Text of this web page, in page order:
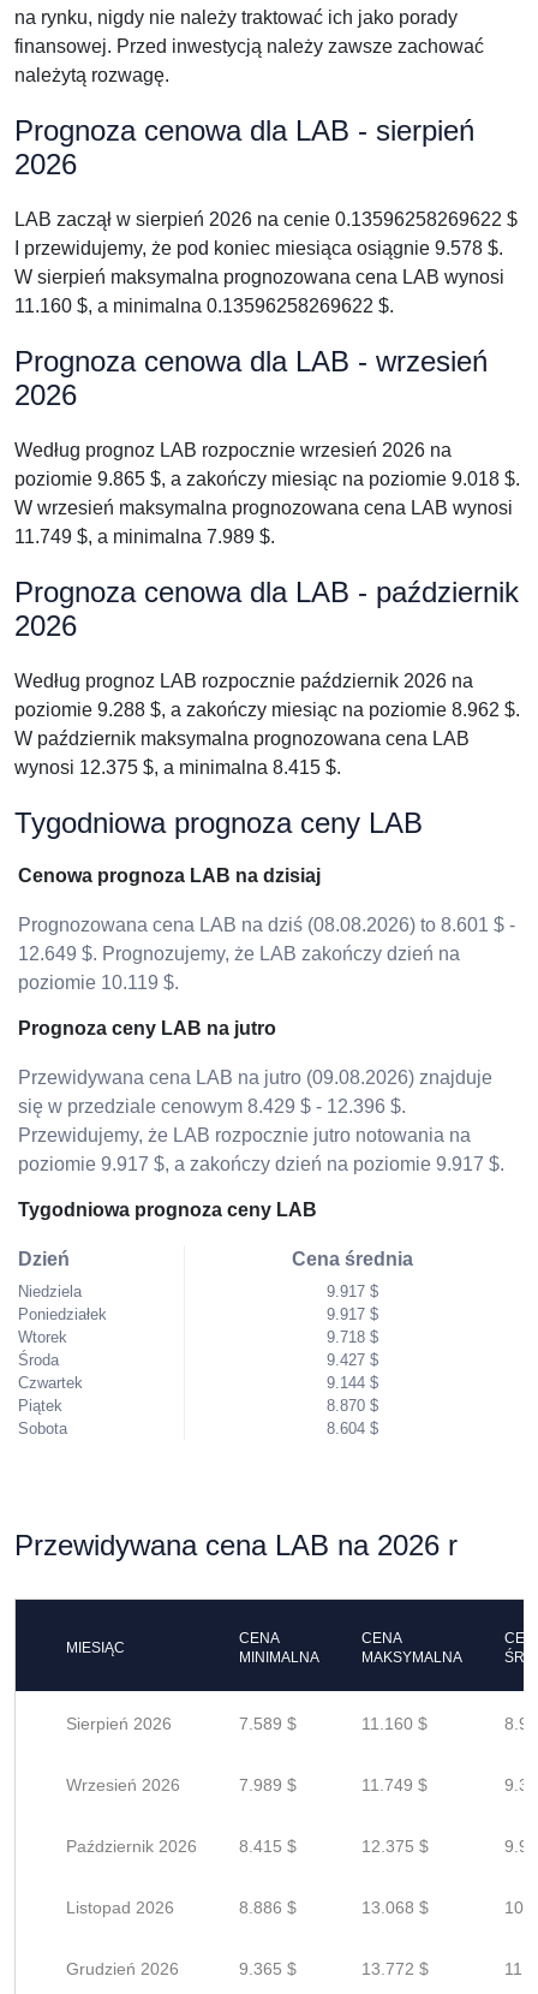
na rynku, nigdy nie należy traktować ich jako porady
finansowej. Przed inwestycją należy zawsze zachować
należytą rozwagę.
Prognoza cenowa dla LAB - sierpień
2026
LAB zaczął w sierpień 2026 na cenie 0.13596258269622 $
I przewidujemy, że pod koniec miesiąca osiągnie 9.578 $.
W sierpień maksymalna prognozowana cena LAB wynosi
11.160 $, a minimalna 0.13596258269622 $.
Prognoza cenowa dla LAB - wrzesień
2026
Według prognoz LAB rozpocznie wrzesień 2026 na
poziomie 9.865 $, a zakończy miesiąc na poziomie 9.018 $.
W wrzesień maksymalna prognozowana cena LAB wynosi
11.749 $, a minimalna 7.989 $.
Prognoza cenowa dla LAB - październik
2026
Według prognoz LAB rozpocznie październik 2026 na
poziomie 9.288 $, a zakończy miesiąc na poziomie 8.962 $.
W październik maksymalna prognozowana cena LAB
wynosi 12.375 $, a minimalna 8.415 $.
Tygodniowa prognoza ceny LAB
Cenowa prognoza LAB na dzisiaj
Prognozowana cena LAB na dziś (08.08.2026) to 8.601 $ -
12.649 $. Prognozujemy, że LAB zakończy dzień na
poziomie 10.119 $.
Prognoza ceny LAB na jutro
Przewidywana cena LAB na jutro (09.08.2026) znajduje
się w przedziale cenowym 8.429 $ - 12.396 $.
Przewidujemy, że LAB rozpocznie jutro notowania na
poziomie 9.917 $, a zakończy dzień na poziomie 9.917 $.
Tygodniowa prognoza ceny LAB
Dzień
Niedziela
Poniedziałek
Wtorek
Środa
Czwartek
Piątek
Sobota
Cena średnia
9.917 $
9.917 $
9.718 $
9.427 $
9.144 $
8.870 $
8.604 $
Przewidywana cena LAB na 2026 r
MIESIĄC
CENA
MINIMALNA
CENA
MAKSYMALNA
Sierpień 2026 7.589 $ 11.160 $
Wrzesień 2026 7.989 $ 11.749 $
Październik 2026 8.415 $ 12.375 $
Listopad 2026 8.886 $ 13.068 $
Grudzień 2026 9.365 $ 13.772 $